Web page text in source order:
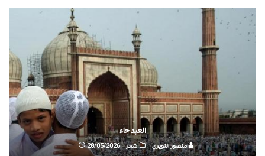
العيد جاء
منصور النويري شعر 28/05/2026